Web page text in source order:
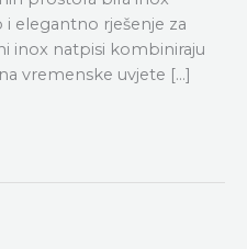
elegantno rješenje za
inox natpisi kombiniraju
vremenske uvjete […]